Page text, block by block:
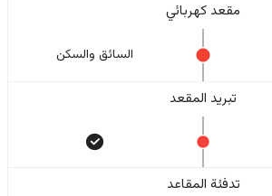
مقعد كهربائي
السائق والسکن
تبريد المقعد
تدفئة المقاعد